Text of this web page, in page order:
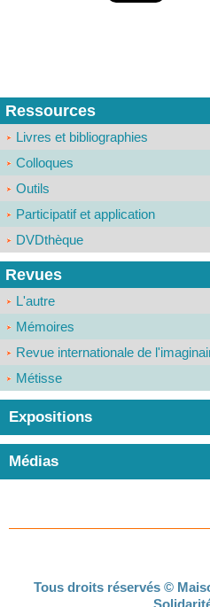
Ressources
Livres et bibliographies
Colloques
Outils
Participatif et application
DVDthèque
Revues
L'autre
Mémoires
Revue internationale de
Métisse
Expositions
Médias
Tous droits réservés ©